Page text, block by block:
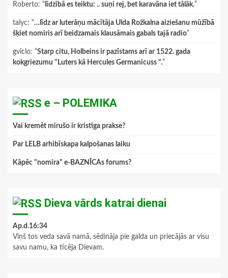
Roberto: “ līdzībā es teiktu: .. suņi rej, bet karavāna iet tālāk.”
talyc: “…līdz ar luterāņu mācītāja Ulda Rožkalna aiziešanu mūžībā
šķiet nomiris arī beidzamais klausāmais gabals tajā radio”
gviclo: “Starp citu, Holbeins ir pazīstams arī ar 1522. gada
kokgriezumu "Luters kā Hercules Germanicuss ".”
e – POLEMIKA
Vai kremēt mirušo ir kristīga prakse?
Par LELB arhibīskapa kalpošanas laiku
Kāpēc "nomira" e-BAZNĪCAs forums?
Dieva vārds katrai dienai
Ap.d.16:34
Viņš tos veda savā namā, sēdināja pie galda un priecājās ar visu
savu namu, ka ticēja Dievam.